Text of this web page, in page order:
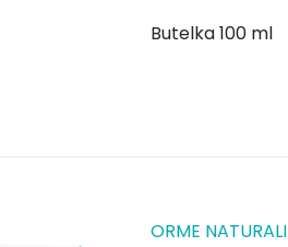
Butelka 100 ml
ORME NATURALI